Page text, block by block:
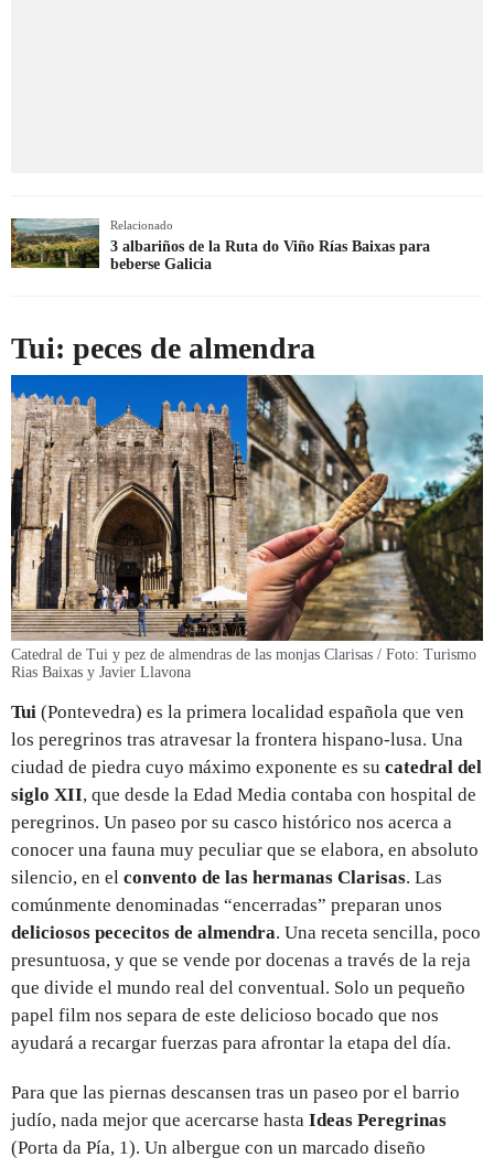
Relacionado
3 albariños de la Ruta do Viño Rías Baixas para
beberse Galicia
Tui: peces de almendra
Catedral de Tui y pez de almendras de las monjas Clarisas / Foto: Turismo
Rias Baixas y Javier Llavona
Tui (Pontevedra) es la primera localidad española que ven
los peregrinos tras atravesar la frontera hispano-lusa. Una
ciudad de piedra cuyo máximo exponente es su catedral del
siglo XII, que desde la Edad Media contaba con hospital de
peregrinos. Un paseo por su casco histórico nos acerca a
conocer una fauna muy peculiar que se elabora, en absoluto
silencio, en el convento de las hermanas Clarisas. Las
comúnmente denominadas “encerradas” preparan unos
deliciosos pececitos de almendra. Una receta sencilla, poco
presuntuosa, y que se vende por docenas a través de la reja
que divide el mundo real del conventual. Solo un pequeño
papel film nos separa de este delicioso bocado que nos
ayudará a recargar fuerzas para afrontar la etapa del día.
Para que las piernas descansen tras un paseo por el barrio
judío, nada mejor que acercarse hasta Ideas Peregrinas
(Porta da Pía, 1). Un albergue con un marcado diseño